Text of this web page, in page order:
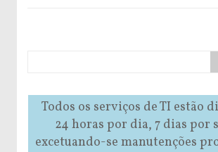
Todos os serviços de TI estão
24 horas por dia, 7 dias por
excetuando-se manutenções